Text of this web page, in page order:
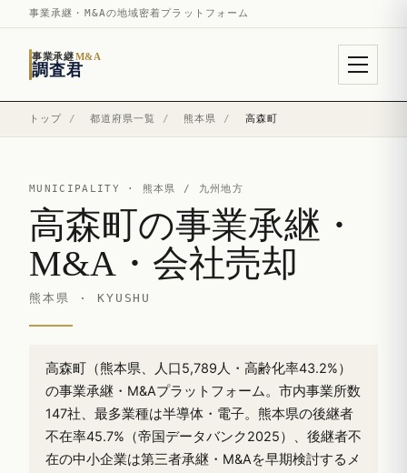
事業承継・M&Aの地域密着プラットフォーム
事業承継M&A
調査君
トップ / 都道府県一覧 / 熊本県 / 高森町
MUNICIPALITY · 熊本県 / 九州地方
高森町の事業承継・
M&A・会社売却
熊本県 · KYUSHU
高森町（熊本県、人口5,789人・高齢化率43.2%）
の事業承継・M&Aプラットフォーム。市内事業所数
147社、最多業種は半導体・電子。熊本県の後継者
不在率45.7%（帝国データバンク2025）、後継者不
在の中小企業は第三者承継・M&Aを早期検討するメ